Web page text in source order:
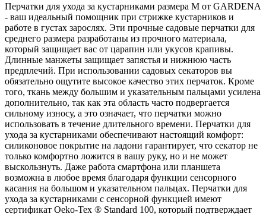
Перчатки для ухода за кустарниками размера M от GARDENA
- ваш идеальный помощник при стрижке кустарников и
работе в густах зарослях. Эти прочные садовые перчатки для
среднего размера разработаны из прочного материала,
который защищает вас от царапин или укусов крапивы.
Длинные манжеты защищает запястья и нижнюю часть
предплечий. При использовании садовых секаторов вы
обязательно ощутите высокое качество этих перчаток. Кроме
того, ткань между большим и указательным пальцами усилена
дополнительно, так как эта область часто подвергается
сильному износу, а это означает, что перчатки можно
использовать в течение длительного времени. Перчатки для
ухода за кустарниками обеспечивают настоящий комфорт:
силиконовое покрытие на ладони гарантирует, что секатор не
только комфортно ложится в вашу руку, но и не может
выскользнуть. Даже работа смартфона или планшета
возможна в любое время благодаря функции сенсорного
касания на большом и указательном пальцах. Перчатки для
ухода за кустарниками с сенсорной функцией имеют
сертификат Oeko-Tex ® Standard 100, который подтверждает